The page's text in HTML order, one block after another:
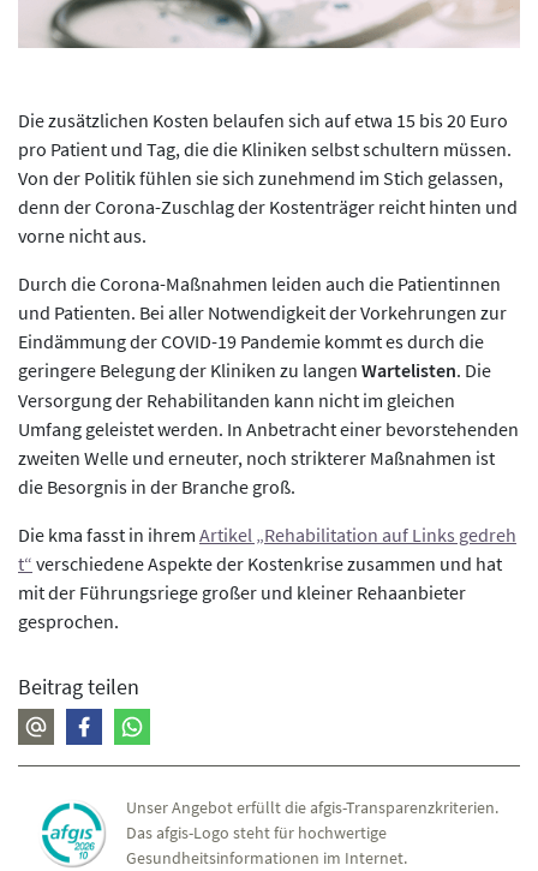
Die zusätzlichen Kosten belaufen sich auf etwa 15 bis 20 Euro
pro Patient und Tag, die die Kliniken selbst schultern müssen.
Von der Politik fühlen sie sich zunehmend im Stich gelassen,
denn der Corona-Zuschlag der Kostenträger reicht hinten und
vorne nicht aus.
Durch die Corona-Maßnahmen leiden auch die Patientinnen
und Patienten. Bei aller Notwendigkeit der Vorkehrungen zur
Eindämmung der COVID-19 Pandemie kommt es durch die
geringere Belegung der Kliniken zu langen Wartelisten. Die
Versorgung der Rehabilitanden kann nicht im gleichen
Umfang geleistet werden. In Anbetracht einer bevorstehenden
zweiten Welle und erneuter, noch strikterer Maßnahmen ist
die Besorgnis in der Branche groß.
Die kma fasst in ihrem Artikel „Rehabilitation auf Links gedreh
t“ verschiedene Aspekte der Kostenkrise zusammen und hat
mit der Führungsriege großer und kleiner Rehaanbieter
gesprochen.
Beitrag teilen
Unser Angebot erfüllt die afgis-Transparenzkriterien.
Das afgis-Logo steht für hochwertige
Gesundheitsinformationen im Internet.